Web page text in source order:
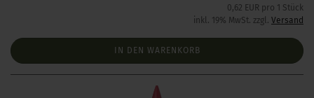
0,62 EUR pro 1 Stück
inkl. 19% MwSt. zzgl. Versand
IN DEN WARENKORB